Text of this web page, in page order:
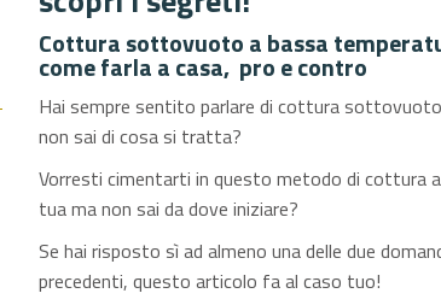
Cottura sottovuoto a bassa
come farla a casa, pro e contro
Hai sempre sentito parlare di cottura
non sai di cosa si tratta?
Vorresti cimentarti in questo metodo di cottura
tua ma non sai da dove iniziare?
Se hai risposto sì ad almeno una delle due
precedenti, questo articolo fa al caso tuo!